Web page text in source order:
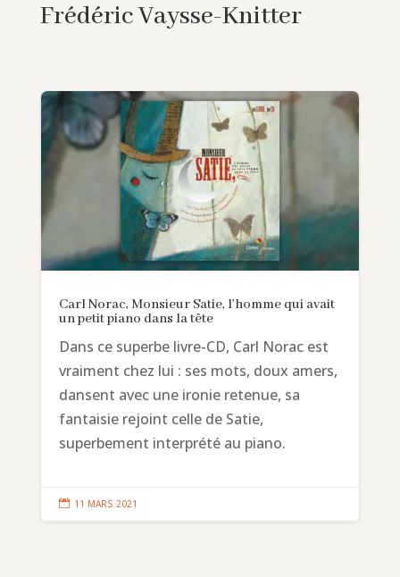
Frédéric Vaysse-Knitter
Carl Norac, Monsieur Satie, l’homme qui avait
un petit piano dans la tête
Dans ce superbe livre-CD, Carl Norac est
vraiment chez lui : ses mots, doux amers,
dansent avec une ironie retenue, sa
fantaisie rejoint celle de Satie,
superbement interprété au piano.
 11 MARS 2021